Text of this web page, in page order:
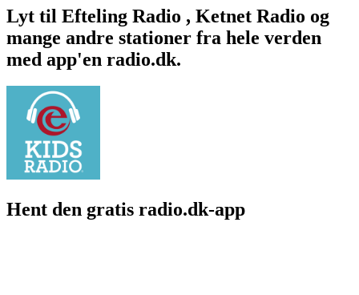
Lyt til Efteling Radio , Ketnet Radio og
mange andre stationer fra hele verden
med app'en radio.dk.
Hent den gratis radio.dk-app